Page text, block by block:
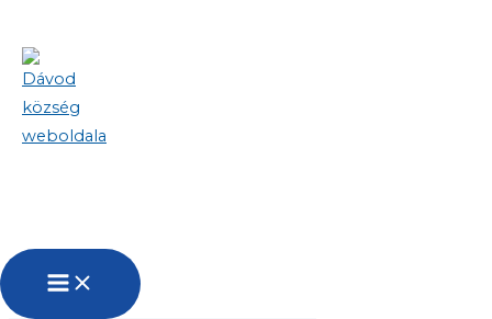
Köszöntjük Dávod község weboldalán!
Településről bővebben